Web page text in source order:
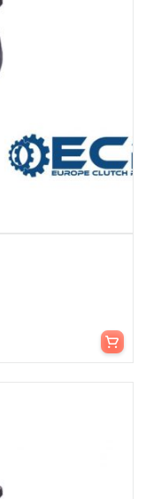
Leggi tutto